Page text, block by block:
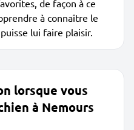
de façon à ce
à connaître le
lui faire plaisir.
lorsque vous
à Nemours